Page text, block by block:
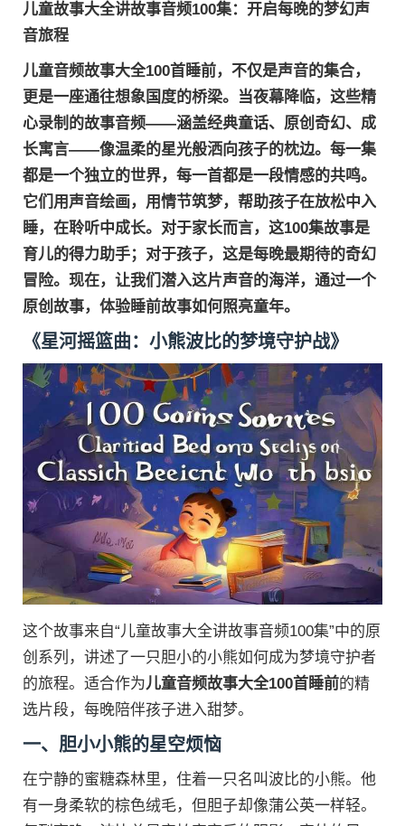
儿童故事大全讲故事音频100集：开启每晚的梦幻声
音旅程
儿童音频故事大全100首睡前，不仅是声音的集合，
更是一座通往想象国度的桥梁。当夜幕降临，这些精
心录制的故事音频——涵盖经典童话、原创奇幻、成
长寓言——像温柔的星光般洒向孩子的枕边。每一集
都是一个独立的世界，每一首都是一段情感的共鸣。
它们用声音绘画，用情节筑梦，帮助孩子在放松中入
睡，在聆听中成长。对于家长而言，这100集故事是
育儿的得力助手；对于孩子，这是每晚最期待的奇幻
冒险。现在，让我们潜入这片声音的海洋，通过一个
原创故事，体验睡前故事如何照亮童年。
《星河摇篮曲：小熊波比的梦境守护战》
这个故事来自“儿童故事大全讲故事音频100集”中的原
创系列，讲述了一只胆小的小熊如何成为梦境守护者
的旅程。适合作为儿童音频故事大全100首睡前的精
选片段，每晚陪伴孩子进入甜梦。
一、胆小小熊的星空烦恼
在宁静的蜜糖森林里，住着一只名叫波比的小熊。他
有一身柔软的棕色绒毛，但胆子却像蒲公英一样轻。